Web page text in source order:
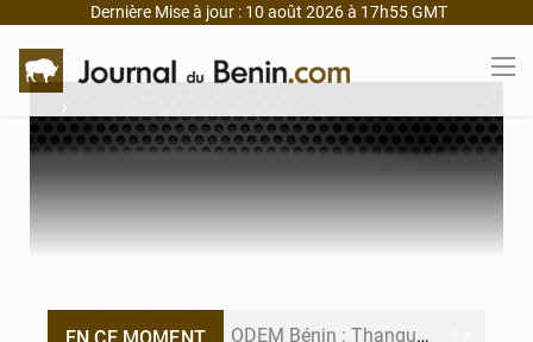
Dernière Mise à jour : 10 août 2026 à 17h55 GMT
›
ODEM Bénin : Thanguy Agoï en consultation chez Richard Magnidet